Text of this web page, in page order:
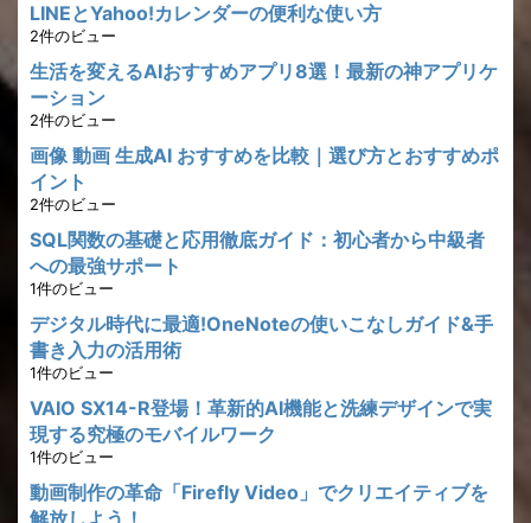
LINEとYahoo!カレンダーの便利な使い方
2件のビュー
生活を変えるAIおすすめアプリ8選！最新の神アプリケ
ーション
2件のビュー
画像 動画 生成AI おすすめを比較｜選び方とおすすめポ
イント
2件のビュー
SQL関数の基礎と応用徹底ガイド：初心者から中級者
への最強サポート
1件のビュー
デジタル時代に最適!OneNoteの使いこなしガイド&手
書き入力の活用術
1件のビュー
VAIO SX14-R登場！革新的AI機能と洗練デザインで実
現する究極のモバイルワーク
1件のビュー
動画制作の革命「Firefly Video」でクリエイティブを
解放しよう！